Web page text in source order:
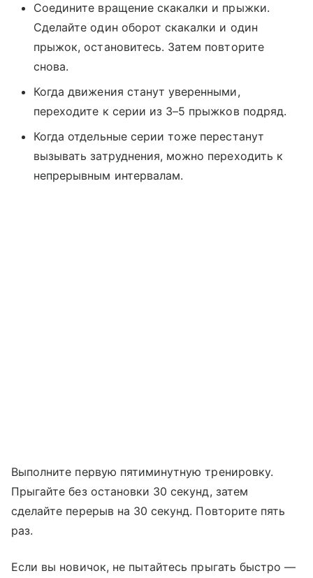
Соедините вращение скакалки и прыжки.
Сделайте один оборот скакалки и один
прыжок, остановитесь. Затем повторите
снова.
Когда движения станут уверенными,
переходите к серии из 3–5 прыжков подряд.
Когда отдельные серии тоже перестанут
вызывать затруднения, можно переходить к
непрерывным интервалам.
Выполните первую пятиминутную тренировку.
Прыгайте без остановки 30 секунд, затем
сделайте перерыв на 30 секунд. Повторите пять
раз.
Если вы новичок, не пытайтесь прыгать быстро ―